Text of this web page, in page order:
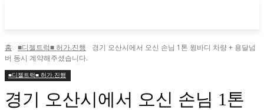
홈 ■디젤트럭■ 허가.진행
경기 오산시에서 오신 손님 1톤 윙바디 차량 + 용달넘
버 동시 계약해주셨습니다.
■디젤트럭■ 허가.진행
경기 오산시에서 오신 손님 1톤